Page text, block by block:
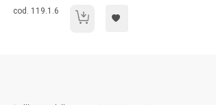
competenze professionali utili agli assistenti sociali
Codice libro:
cod. 119.1.6 Servizi sociali e misure di contrasto